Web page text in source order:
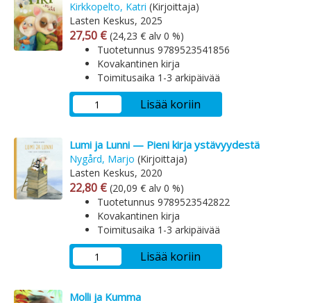
Kirkkopelto, Katri (Kirjoittaja)
Lasten Keskus, 2025
Arvonlisäverollinen hinta
27,50 € Arvonlisäveroton hinta
(24,23 € alv 0 %)
Tuotetunnus 9789523541856
Kovakantinen kirja
Toimitusaika 1-3 arkipäivää
Lisää koriin
Lumi ja Lunni — Pieni kirja ystävyydestä
Nygård, Marjo (Kirjoittaja)
Lasten Keskus, 2020
Arvonlisäverollinen hinta
22,80 € Arvonlisäveroton hinta
(20,09 € alv 0 %)
Tuotetunnus 9789523542822
Kovakantinen kirja
Toimitusaika 1-3 arkipäivää
Lisää koriin
Molli ja Kumma